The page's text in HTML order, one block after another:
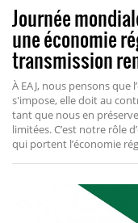
Journée
une économie
transmission
À EAJ, nous pensons que
s'impose, elle doit au
tant que nous en
limitées. C’est notre rôle
qui portent l’économie